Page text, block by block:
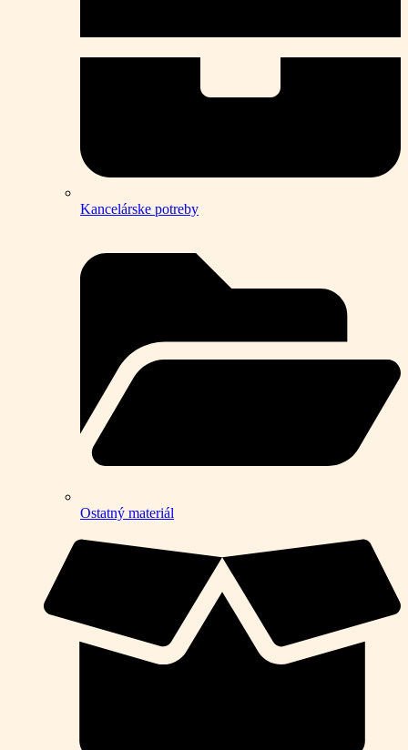
Kancelárske potreby
Ostatný materiál